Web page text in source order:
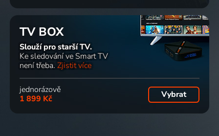
TV BOX
Slouží pro starší TV.
Ke sledování ve Smart TV
není třeba. Zjistit více
jednorázově
1 899 Kč
Vybrat